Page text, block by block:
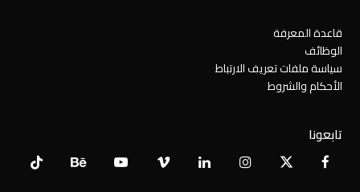
قاعدة المعرفة
الوظائف
سياسة ملفات تعريف الارتباط
الأحكام والشروط
تابعونا
Facebook
X
Instagram
LinkedIn
Vimeo
YouTube
Behance
Tiktok